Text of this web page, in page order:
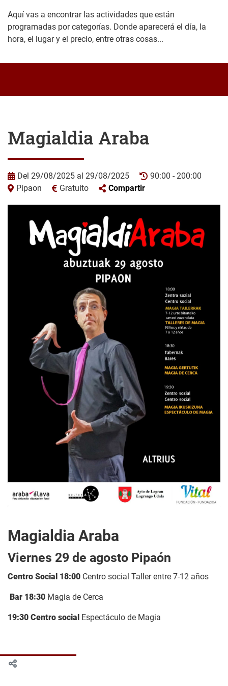
Aquí vas a encontrar las actividades que están
programadas por categorías. Donde aparecerá el día, la
hora, el lugar y el precio, entre otras cosas...
Magialdia Araba
Del 29/08/2025 al 29/08/2025
90:00 - 200:00
Pipaon
Gratuito Compartir
Magialdia Araba
Viernes 29 de agosto Pipaón
Centro Social 18:00 Centro social Taller entre 7-12 años
Bar 18:30 Magia de Cerca
19:30 Centro social Espectáculo de Magia